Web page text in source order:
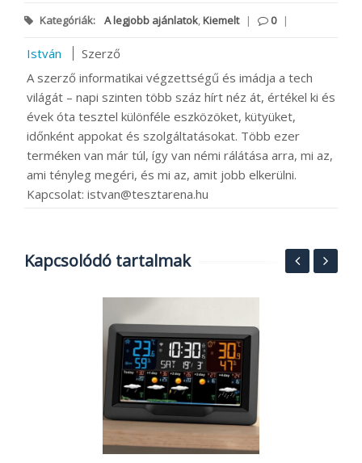
Kategóriák: A legjobb ajánlatok Kiemelt | 0 |
István
Szerző
A szerző informatikai végzettségű és imádja a tech
világát – napi szinten több száz hírt néz át, értékel ki és
évek óta tesztel különféle eszközöket, kütyüket,
időnként appokat és szolgáltatásokat. Több ezer
terméken van már túl, így van némi rálátása arra, mi az,
ami tényleg megéri, és mi az, amit jobb elkerülni.
Kapcsolat: istvan@tesztarena.hu
Kapcsolódó tartalmak